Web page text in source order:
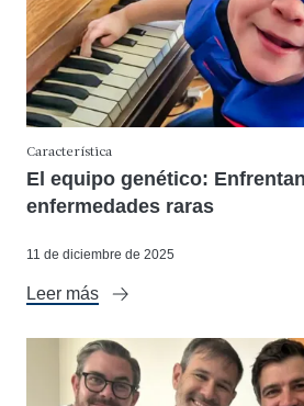
Característica
El equipo genético:
enfermedades raras
11 de diciembre de 2025
Leer más